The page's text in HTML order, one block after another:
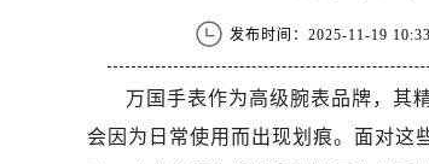
发布时间：2025-11-19
万国手表作为高级腕表品牌，其
会因为日常使用而出现划痕。面对这